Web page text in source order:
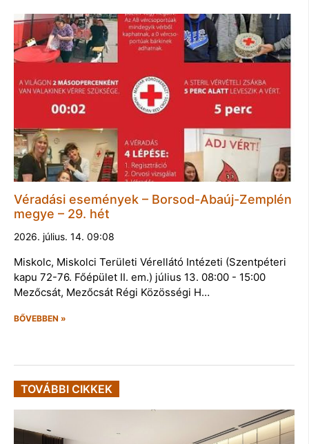
Véradási események – Borsod-Abaúj-Zemplén
megye – 29. hét
2026. július. 14. 09:08
Miskolc, Miskolci Területi Vérellátó Intézeti (Szentpéteri
kapu 72-76. Főépület II. em.) július 13. 08:00 - 15:00
Mezőcsát, Mezőcsát Régi Közösségi H…
BŐVEBBEN »
TOVÁBBI CIKKEK